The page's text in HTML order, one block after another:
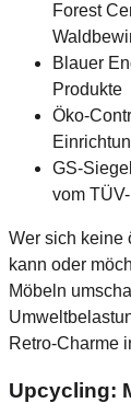
Forest
Blauer
Produkte
Öko-
GS-
vom
Wer sich keine
kann oder
Möbeln
Retro-Charme
Upcycling: